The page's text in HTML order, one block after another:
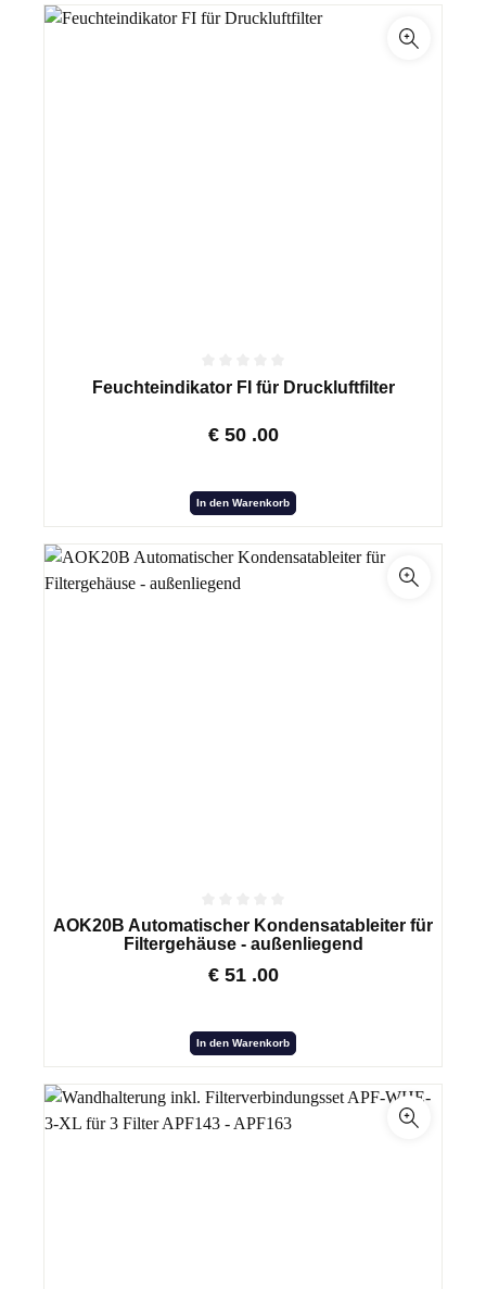
Feuchteindikator FI für Druckluftfilter
€ 50 .00
In den Warenkorb
AOK20B Automatischer Kondensatableiter für
Filtergehäuse - außenliegend
€ 51 .00
In den Warenkorb